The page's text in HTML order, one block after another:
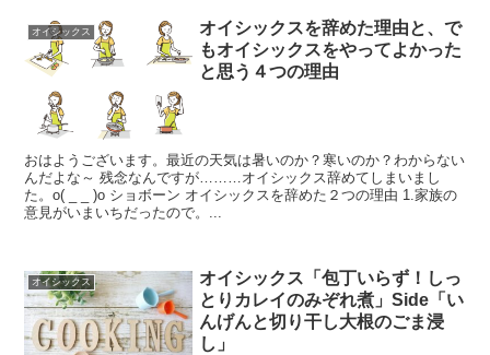
オイシックス
オイシックスを辞めた理由と、で
もオイシックスをやってよかった
と思う４つの理由
おはようございます。最近の天気は暑いのか？寒いのか？わからない
んだよな～ 残念なんですが………オイシックス辞めてしまいまし
た。o( _ _ )o ショボーン オイシックスを辞めた２つの理由 1.家族の
意見がいまいちだったので。...
オイシックス
オイシックス「包丁いらず！しっ
とりカレイのみぞれ煮」Side「い
んげんと切り干し大根のごま浸
し」